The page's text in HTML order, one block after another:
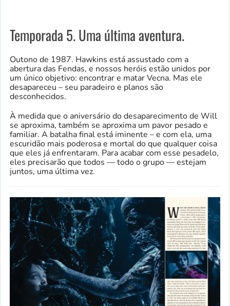
Temporada 5. Uma última aventura.
Outono de 1987. Hawkins está assustado com a
abertura das Fendas, e nossos heróis estão unidos por
um único objetivo: encontrar e matar Vecna. Mas ele
desapareceu – seu paradeiro e planos são
desconhecidos.
À medida que o aniversário do desaparecimento de Will
se aproxima, também se aproxima um pavor pesado e
familiar. A batalha final está iminente – e com ela, uma
escuridão mais poderosa e mortal do que qualquer coisa
que eles já enfrentaram. Para acabar com esse pesadelo,
eles precisarão que todos — todo o grupo — estejam
juntos, uma última vez.